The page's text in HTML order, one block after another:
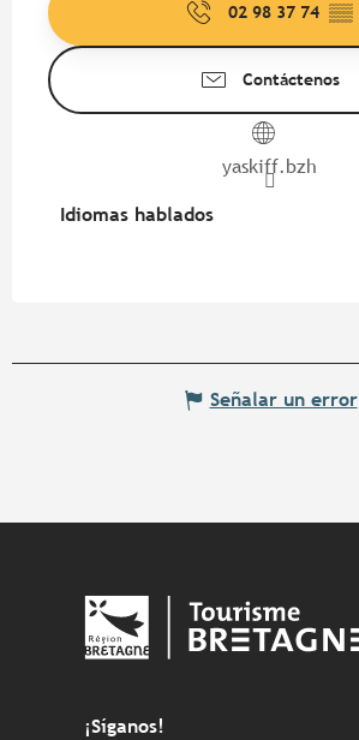
02 98 37 74 ▒▒
Contáctenos
yaskiff.bzh
Idiomas hablados
Idiomas hablados
Señalar un error
¡Síganos!